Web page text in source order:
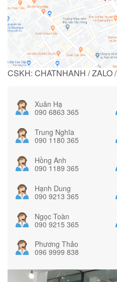
CSKH: CHATNHANH / ZALO
Xuân Hạ
090 6863 365
Trung Nghĩa
090 1180 365
Hồng Anh
090 1189 365
Hạnh Dung
090 9213 365
Ngọc Toàn
090 9215 365
Phương Thảo
096 9999 838